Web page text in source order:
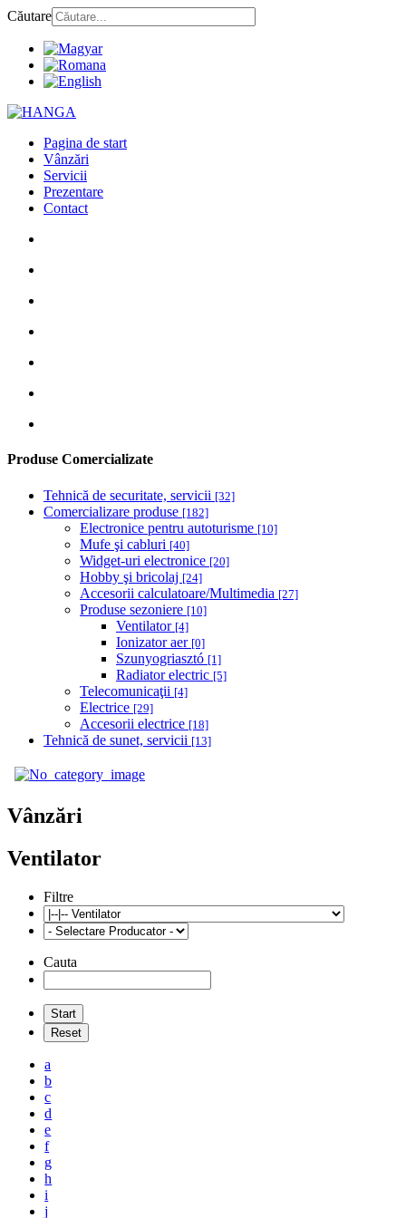
Căutare
Pagina de start
Vânzări
Servicii
Prezentare
Contact
Produse Comercializate
Tehnică de securitate, servicii [32]
Comercializare produse [182]
Electronice pentru autoturisme [10]
Mufe şi cabluri [40]
Widget-uri electronice [20]
Hobby şi bricolaj [24]
Accesorii calculatoare/Multimedia [27]
Produse sezoniere [10]
Ventilator [4]
Ionizator aer [0]
Szunyogriasztó [1]
Radiator electric [5]
Telecomunicaţii [4]
Electrice [29]
Accesorii electrice [18]
Tehnică de sunet, servicii [13]
Vânzări
Ventilator
Filtre
Cauta
a
b
c
d
e
f
g
h
i
j